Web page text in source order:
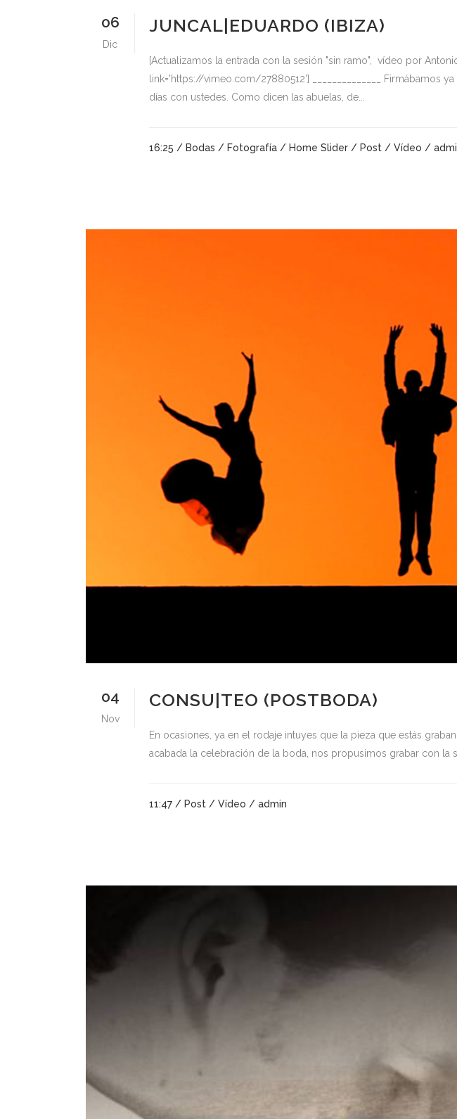
06
Dic
JUNCAL|EDUARDO (IBIZA)
[Actualizamos la entrada con la sesión "sin ramo", vídeo por
link='https://vimeo.com/27880512'] ______________ Firmábamos
días con ustedes. Como dicen las abuelas, de...
16:25 / Bodas / Fotografía / Home Slider / Post / Vídeo /
04
Nov
CONSU|TEO (POSTBODA)
En ocasiones, ya en el rodaje intuyes que la pieza que estás
acabada la celebración de la boda, nos propusimos grabar con la
11:47 / Post / Vídeo / admin